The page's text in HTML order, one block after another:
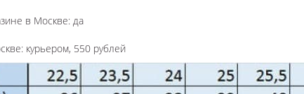
в Москве: да
: курьером, 550 рублей